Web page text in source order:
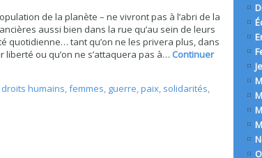
de la planète – ne vivront pas à l’abri de la
aussi bien dans la rue qu’au sein de leurs
quotidienne… tant qu’on ne les privera plus, dans
ou qu’on ne s’attaquera pas à… Continuer
droits humains,femmes, guerre,paix, solidarités,